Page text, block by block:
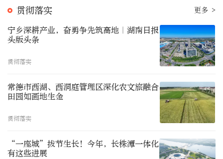
贯彻落实 更多 >
宁乡深耕产业，奋勇争先筑高地｜湖南日报
头版头条
贯彻落实
常德市西湖、西洞庭管理区深化农文旅融合
田园如画地生金
贯彻落实
“一座城”拔节生长！今年，长株潭一体化
有这些进展